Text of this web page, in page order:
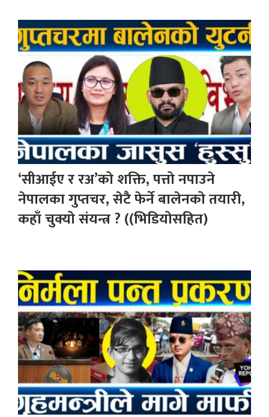
‘सीआईए र रअ’को शक्ति, पत्तो नपाउने
नेपालका गुप्तचर, सेटै फेर्ने बालेनको तयारी,
कहाँ चुक्यो संयन्त्र ? ((भिडियोसहित)